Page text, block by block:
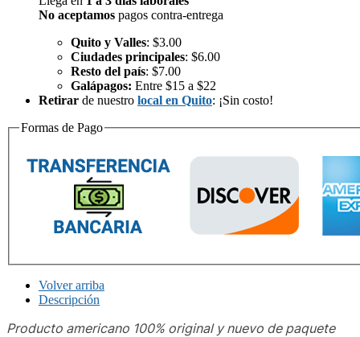
No aceptamos pagos contra-entrega
Quito y Valles: $3.00
Ciudades principales: $6.00
Resto del país: $7.00
Galápagos: Entre $15 a $22
Retirar de nuestro local en Quito: ¡Sin costo!
Formas de Pago
Volver arriba
Descripción
Producto americano 100% original y nuevo de paquete